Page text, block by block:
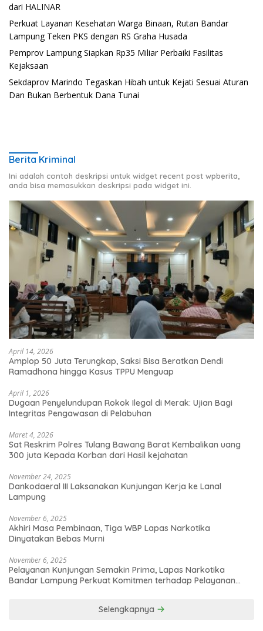
dari HALINAR
Perkuat Layanan Kesehatan Warga Binaan, Rutan Bandar
Lampung Teken PKS dengan RS Graha Husada
Pemprov Lampung Siapkan Rp35 Miliar Perbaiki Fasilitas
Kejaksaan
Sekdaprov Marindo Tegaskan Hibah untuk Kejati Sesuai Aturan
Dan Bukan Berbentuk Dana Tunai
Berita Kriminal
Ini adalah contoh deskripsi untuk widget recent post wpberita,
anda bisa memasukkan deskripsi pada widget ini.
April 14, 2026
Amplop 50 Juta Terungkap, Saksi Bisa Beratkan Dendi
Ramadhona hingga Kasus TPPU Menguap
April 1, 2026
Dugaan Penyelundupan Rokok Ilegal di Merak: Ujian Bagi
Integritas Pengawasan di Pelabuhan
Maret 4, 2026
Sat Reskrim Polres Tulang Bawang Barat Kembalikan uang
300 juta Kepada Korban dari Hasil kejahatan
November 24, 2025
Dankodaeral III Laksanakan Kunjungan Kerja ke Lanal
Lampung
November 6, 2025
Akhiri Masa Pembinaan, Tiga WBP Lapas Narkotika
Dinyatakan Bebas Murni
November 6, 2025
Pelayanan Kunjungan Semakin Prima, Lapas Narkotika
Bandar Lampung Perkuat Komitmen terhadap Pelayanan
Selengkapnya